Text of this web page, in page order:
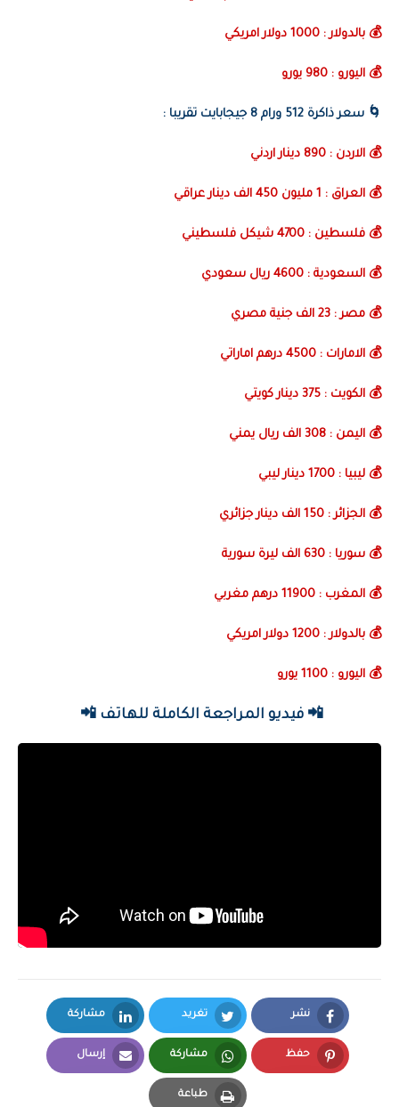
💰 بالدولار : 1000 دولار امريكي
💰 اليورو : 980 يورو
🌀 سعر ذاكرة 512 ورام 8 جيجابايت تقريبا :
💰 الاردن : 890 دينار اردني
💰 العراق : 1 مليون 450 الف دينار عراقي
💰 فلسطين : 4700 شيكل فلسطيني
💰 السعودية : 4600 ريال سعودي
💰 مصر : 23 الف جنية مصري
💰 الامارات : 4500 درهم اماراتي
💰 الكويت : 375 دينار كويتي
💰 اليمن : 308 الف ريال يمني
💰 ليبيا : 1700 دينار ليبي
💰 الجزائر : 150 الف دينار جزائري
💰 سوريا : 630 الف ليرة سورية
💰 المغرب : 11900 درهم مغربي
💰 بالدولار : 1200 دولار امريكي
💰 اليورو : 1100 يورو
📲 فيديو المراجعة الكاملة للهاتف 📲
نشر
Facebook
تغريد
Twitter
مشاركة
LinkedIn
حفظ مشاركة
Whatsapp
إرسال
طباعة